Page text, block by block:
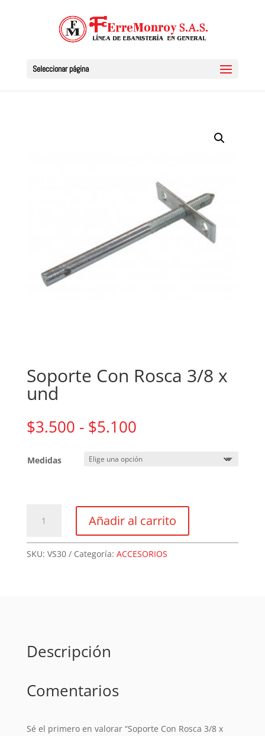
Seleccionar página
Soporte Con Rosca 3/8 x
und
$3.500 - $5.100Rango
precios:
desde
$5.100
Medidas
3/8
Añadir al carrito
SKU: VS30 Categoría: ACCESORIOS
Descripción
Comentarios
Sé el primero en valorar “Soporte Con Rosca 3/8 x